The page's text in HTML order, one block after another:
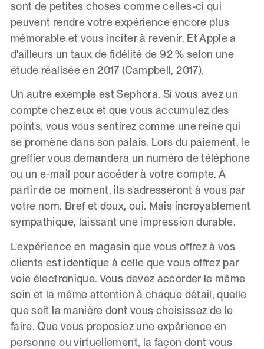
sont de petites choses comme celles-ci qui
peuvent rendre votre expérience encore plus
mémorable et vous inciter à revenir. Et Apple a
d'ailleurs un taux de fidélité de 92 % selon une
étude réalisée en 2017 (Campbell, 2017).
Un autre exemple est Sephora. Si vous avez un
compte chez eux et que vous accumulez des
points, vous vous sentirez comme une reine qui
se promène dans son palais. Lors du paiement, le
greffier vous demandera un numéro de téléphone
ou un e-mail pour accéder à votre compte. À
partir de ce moment, ils s'adresseront à vous par
votre nom. Bref et doux, oui. Mais incroyablement
sympathique, laissant une impression durable.
L'expérience en magasin que vous offrez à vos
clients est identique à celle que vous offrez par
voie électronique. Vous devez accorder le même
soin et la même attention à chaque détail, quelle
que soit la manière dont vous choisissez de le
faire. Que vous proposiez une expérience en
personne ou virtuellement, la façon dont vous